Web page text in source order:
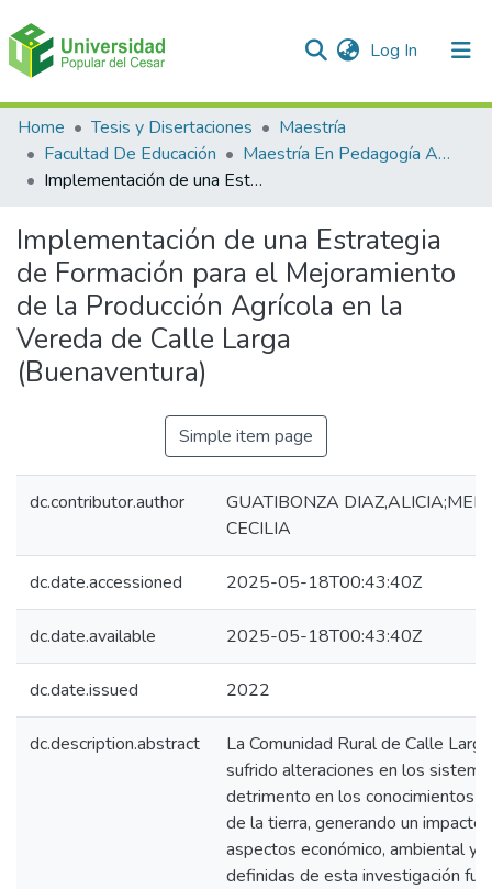
Log In (current)
Communities & Collections
All of DSpace
Home Tesis y Disertaciones
Maestría
Facultad De Educación
Maestría En Pedagogía Ambiental Para El desarrollo Sostenible
Implementación de una Estrategia de Formación para el Mejoramiento de la Producción Agrícola en la Vereda de Calle Larga (Buenaventura)
Implementación de una Estrategia
de Formación para el Mejoramiento
de la Producción Agrícola en la
Vereda de Calle Larga
(Buenaventura)
Simple item page
dc.contributor.author
GUATIBONZA
CECILIA
dc.date.accessioned 2025-05-18T00:43:40Z
dc.date.available 2025-05-18T00:43:40Z
dc.date.issued 2022
dc.description.abstract
La Comunidad Rural de Calle
sufrido alteraciones en los
detrimento en los conocimientos
de la tierra, generando un impacto
aspectos económico, ambiental y
definidas de esta investigación